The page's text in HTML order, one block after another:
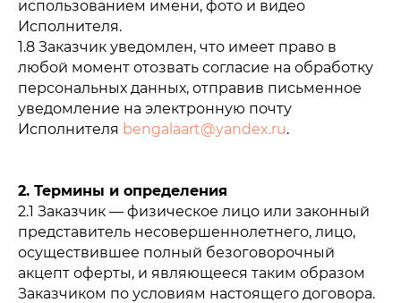
использованием имени, фото и видео
Исполнителя.
1.8 Заказчик уведомлен, что имеет право в
любой момент отозвать согласие на обработку
персональных данных, отправив письменное
уведомление на электронную почту
Исполнителя bengalaart@yandex.ru.
2. Термины и определения
2.1 Заказчик — физическое лицо или законный
представитель несовершеннолетнего, лицо,
осуществившее полный безоговорочный
акцепт оферты, и являющееся таким образом
Заказчиком по условиям настоящего договора.